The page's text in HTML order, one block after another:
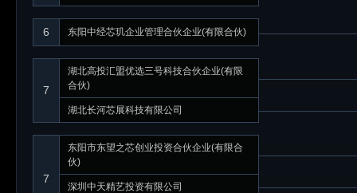
6 东阳中经芯玑企业管理合伙企业(有限合伙)
7
湖北高投汇盟优选三号科技合伙企业(有限
合伙)
湖北长河芯展科技有限公司
7
东阳市东望之芯创业投资合伙企业(有限合
伙)
深圳中天精艺投资有限公司